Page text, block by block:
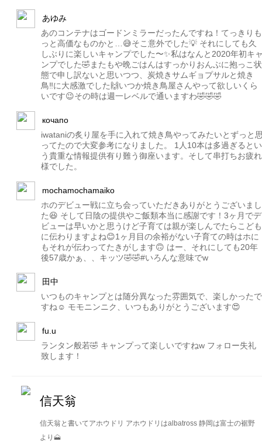
あゆみ
あのコンテナはゴードンミラーだったんですね！てっきりも
っと高価なものかと…😅そこ意外でした💡 それにしても久
しぶりに楽しいキャンプでした〜✨私はなんと2020年初キ
ンプでした🤣またもや晩ごはんはすっかりおんぶに抱っこ状
態で申し訳ないと思いつつ、炭焼きサムギョプサルと焼き
鳥‼️に大感激でした🙌いつか焼き鳥屋さんやって欲しいくら
いです😉その時は週一レベルで通いますわ🤣🤣🤣
кочапо
iwataniの炙り屋を手に入れて焼き鳥やってみたいとずっと
ってたので大変参考になりました。 1人10本は多過ぎるとい
う貴重な情報提供有り難う御座います。そして串打ちお疲れ
様でした。
mochamochamaiko
ホのデビュー戦に立ち会っていただきありがとうございまし
た😆 そして日陰の提供やご飯類本当に感謝です！3ヶ月でデ
ビューは早いかと思うけど子育ては親が楽しんでたらこども
に伝わりますよね😊1ヶ月目の余裕がない子育ての時はホに
もそれが伝わってたきがします🙃 はー、それにしても20年
後57歳かぁ、、キッツ🤣🤣#いろんな意味でw
田中
いつものキャンプとは随分異なった雰囲気で、楽しかったで
すね☺️ モモニンニク、いつもありがとうございます😍
fu.u
ランタン般若🤣 キャンプって楽しいですねw フォロー失礼
致します！
信天翁
信天翁と書いてアホウドリ アホウドリはalbatross 静岡は富士の裾野
より🗻